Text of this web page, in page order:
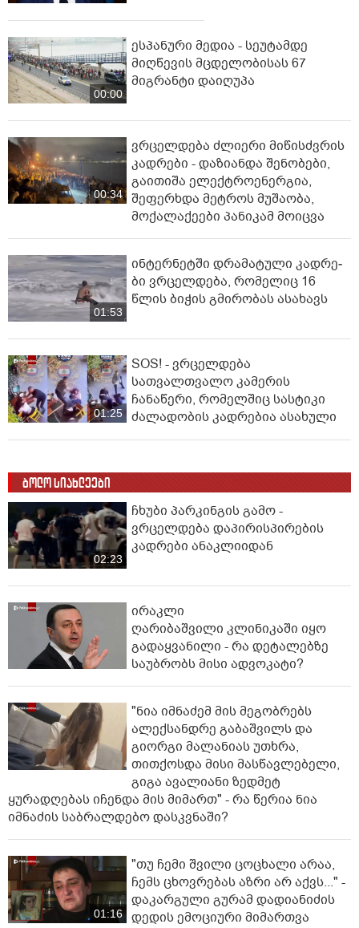
00:00
ესპანური მედია - სეუტამდე
მიღწევის მცდელობისას 67
მიგრანტი დაიღუპა
00:34
ვრცელდება ძლიერი მიწისძვრის
კადრები - დაზიანდა შენობები,
გაითიშა ელექტროენერგია,
შეფერხდა მეტროს მუშაობა,
მოქალაქეები პანიკამ მოიცვა
01:53
ინ­ტერ­ნეტ­ში დრა­მა­ტუ­ლი კად­რე­
ბი ვრცელდება, რომელიც 16
წლის ბიჭის გმირობას ასახავს
01:25
SOS! - ვრცელდება
სათვალთვალო კამერის
ჩანაწერი, რომელშიც სასტიკი
ძალადობის კადრებია ასახული
ბოლო სიახლეები
02:23
ჩხუბი პარკინგის გამო -
ვრცელდება დაპირისპირების
კადრები ანაკლიიდან
ირაკლი
ღარიბაშვილი კლინიკაში იყო
გადაყვანილი - რა დეტალებზე
საუბრობს მისი ადვოკატი?
"ნია იმნაძემ მის მეგობრებს
ალექსანდრე გაბაშვილს და
გიორგი მალანიას უთხრა,
თითქოსდა მისი მასწავლებელი,
გიგა ავალიანი ზედმეტ
ყურადღებას იჩენდა მის მიმართ" - რა წერია ნია
იმნაძის საბრალდებო დასკვნაში?
01:16
"თუ ჩემი შვილი ცოცხალი არაა,
ჩემს ცხოვრებას აზრი არ აქვს..." -
დაკარგული გურამ დადიანიძის
დედის ემოციური მიმართვა